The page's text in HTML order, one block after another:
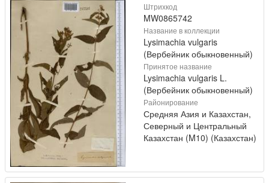
Штрихкод
MW0865742
Название в коллекции
Lysimachia vulgaris
(Вербейник обыкновенный)
Принятое название
Lysimachia vulgaris L.
(Вербейник обыкновенный)
Районирование
Средняя Азия и Казахстан,
Северный и Центральный
Казахстан (M10) (Казахстан)